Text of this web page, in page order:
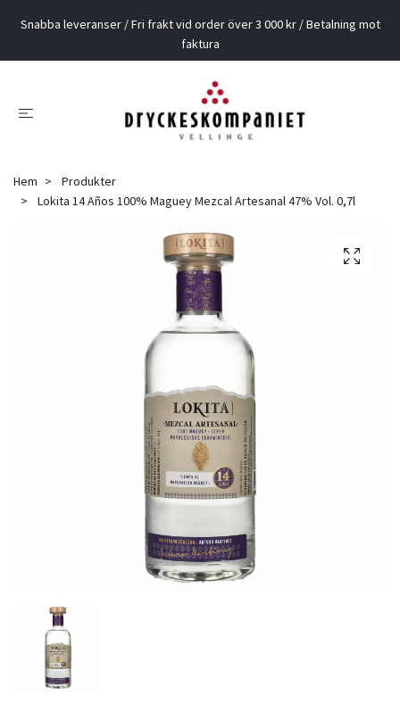
Snabba leveranser / Fri frakt vid order över 3 000 kr / Betalning mot
faktura
Hem
Produkter
Lokita 14 Años 100% Maguey Mezcal Artesanal 47% Vol. 0,7l